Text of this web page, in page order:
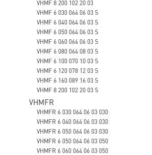
VHMF 8 200 102 20 03
VHMF 6 030 064 06 03 S
VHMF 6 040 064 06 03 S
VHMF 6 050 064 06 03 S
VHMF 6 060 064 06 03 S
VHMF 6 080 064 08 03 S
VHMF 6 100 070 10 03 S
VHMF 6 120 078 12 03 S
VHMF 6 160 089 16 03 S
VHMF 8 200 102 20 03 S
VHMFR
VHMFR 6 030 064 06 03 030
VHMFR 6 040 064 06 03 030
VHMFR 6 050 064 06 03 030
VHMFR 6 050 064 06 03 050
VHMFR 6 060 064 06 03 050